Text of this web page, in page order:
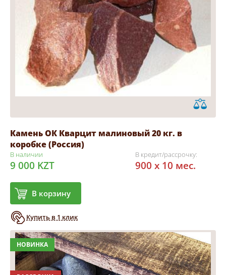
Камень ОК Кварцит малиновый 20 кг. в
коробке (Россия)
В наличии
9 000 KZT
В корзину
Купить в 1 клик
В кредит/рассрочку:
900 x 10 мес.
НОВИНКА